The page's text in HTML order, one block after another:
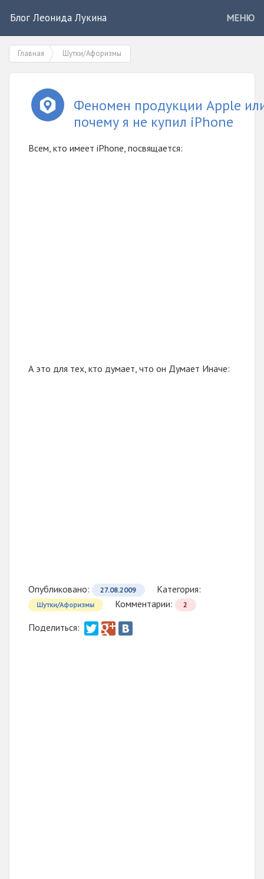
Блог Леонида Лукина МЕНЮ
Главная Шутки/Афоризмы
Феномен продукции Apple
почему я не купил iPhone
Всем, кто имеет iPhone, посвящается:
А это для тех, кто думает, что он Думает Иначе:
Опубликовано: 27.08.2009 Категория:
Шутки/Афоризмы Комментарии: 2
Поделиться: